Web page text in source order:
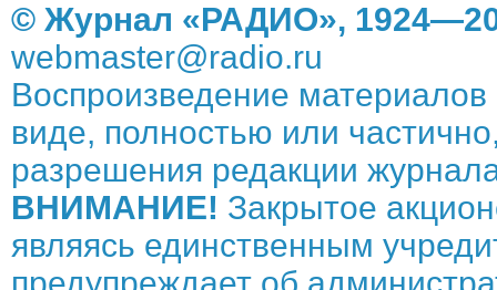
© Журнал «РАДИО»,
webmaster@radio.ru
Воспроизведение
виде, полностью или
разрешения редакции
ВНИМАНИЕ! Закрытое
являясь единственным